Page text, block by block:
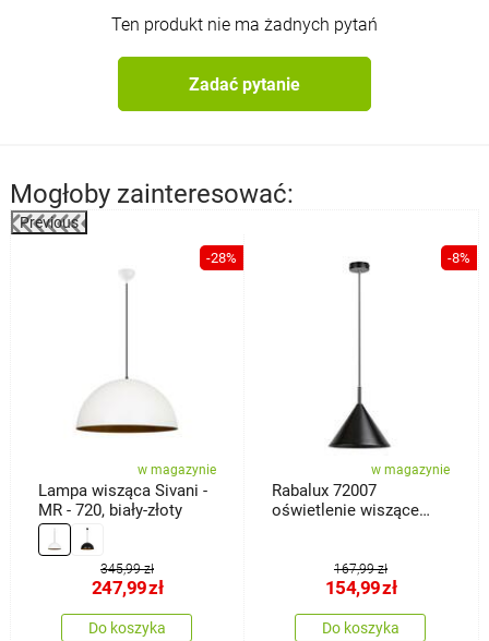
Ten produkt nie ma żadnych pytań
Zadać pytanie
Mogłoby zainteresować:
Previous
-28%
w magazynie
Lampa wisząca Sivani -
MR - 720, biały-złoty
345,99 zł
247,99zł
Do koszyka
-8%
w magazynie
Rabalux 72007
oświetlenie wiszące
167,99 zł
154,99zł
Do koszyka